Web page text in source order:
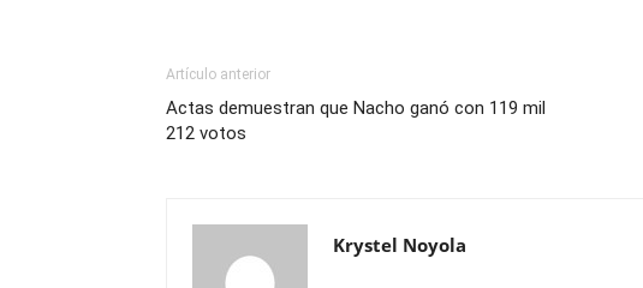
Artículo anterior
Actas demuestran que Nacho ganó con 119 mil
212 votos
Krystel Noyola